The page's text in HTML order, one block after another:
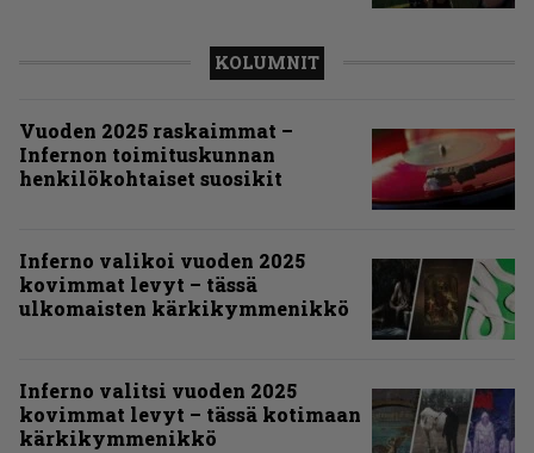
KOLUMNIT
Vuoden 2025 raskaimmat –
Infernon toimituskunnan
henkilökohtaiset suosikit
Inferno valikoi vuoden 2025
kovimmat levyt – tässä
ulkomaisten kärkikymmenikkö
Inferno valitsi vuoden 2025
kovimmat levyt – tässä kotimaan
kärkikymmenikkö